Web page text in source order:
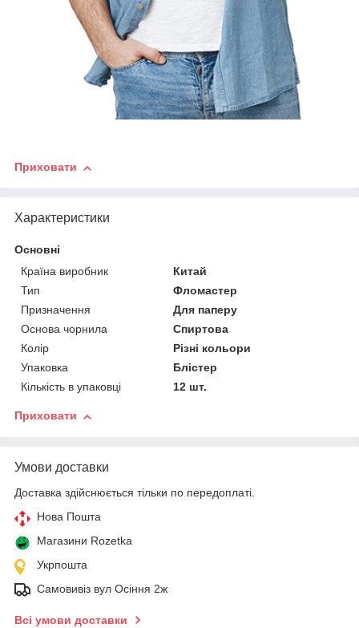
Приховати
Характеристики
Основні
Країна виробник
Китай
Тип
Фломастер
Призначення
Для паперу
Основа чорнила
Спиртова
Колір
Різні кольори
Упаковка
Блістер
Кількість в упаковці
12 шт.
Приховати
Умови доставки
Доставка здійснюється тільки по передоплаті.
Нова Пошта
Магазини Rozetka
Укрпошта
Самовивіз вул Осіння 2ж
Всі умови доставки